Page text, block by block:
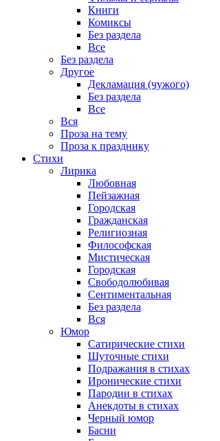
Книги
Комиксы
Без раздела
Все
Без раздела
Другое
Декламация (чужого)
Без раздела
Все
Вся
Проза на тему
Проза к празднику
Стихи
Лирика
Любовная
Пейзажная
Городская
Гражданская
Религиозная
Философская
Мистическая
Городская
Свободолюбивая
Сентиментальная
Без раздела
Вся
Юмор
Сатирические стихи
Шуточные стихи
Подражания в стихах
Иронические стихи
Пародии в стихах
Анекдоты в стихах
Черный юмор
Басни